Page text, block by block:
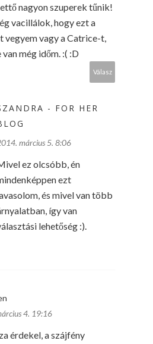
nagyon szuperek tűnik!
vacillálok, hogy ezt a
vegyem vagy a Catrice-t,
van még időm. :( :D
Válasz
- FOR HER
március 5. 8:06
ez olcsóbb, én
ezt
és mivel van több
így van
lehetőség :).
4. 19:16
érdekel, a szájfény